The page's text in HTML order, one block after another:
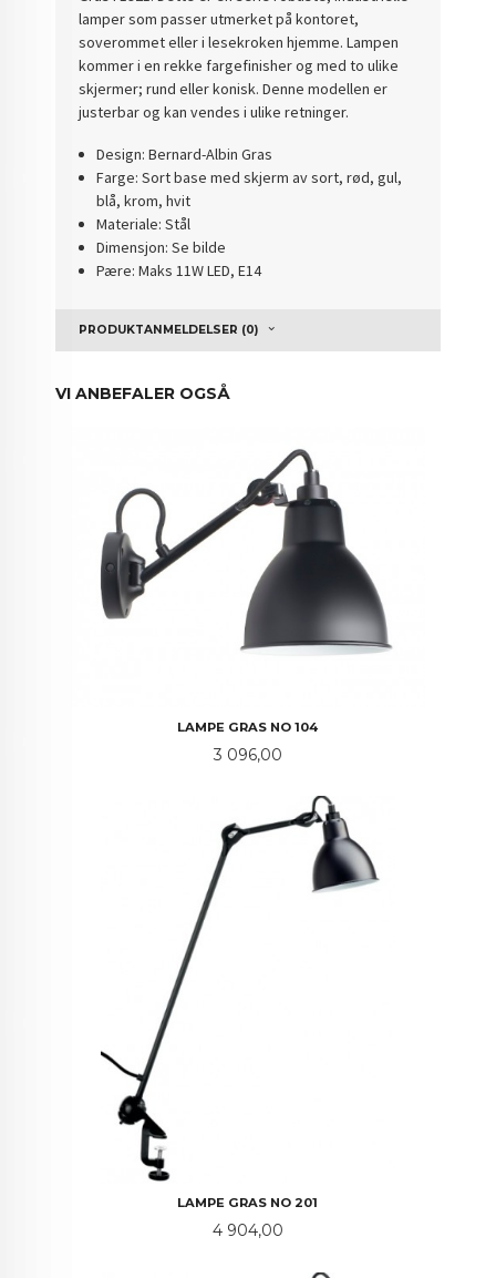
lamper som passer utmerket på kontoret,
soverommet eller i lesekroken hjemme. Lampen
kommer i en rekke fargefinisher og med to ulike
skjermer; rund eller konisk. Denne modellen er
justerbar og kan vendes i ulike retninger.
Design: Bernard-Albin Gras
Farge: Sort base med skjerm av sort, rød, gul,
blå, krom, hvit
Materiale: Stål
Dimensjon: Se bilde
Pære: Maks 11W LED, E14
PRODUKTANMELDELSER (0)
VI ANBEFALER OGSÅ
LAMPE GRAS NO 104
Pris
3 096,00
LAMPE GRAS NO 201
Pris
4 904,00